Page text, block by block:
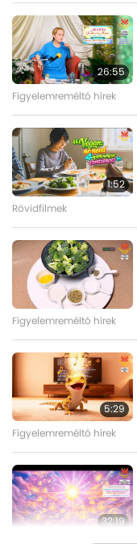
19:56
19:21
19:56
26:55
Figyelemreméltó hírek
1:52
Rövidfilmek
Figyelemreméltó hírek
5:29
Figyelemreméltó hírek
32:19